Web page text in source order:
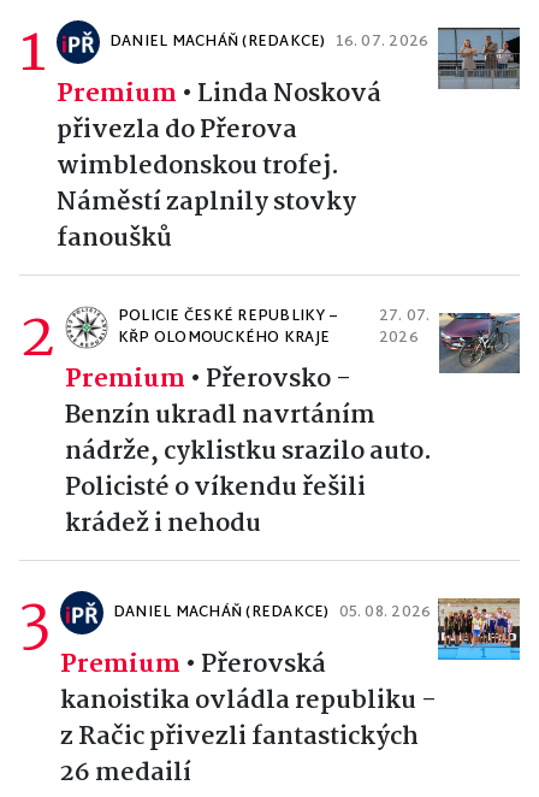
1 DANIEL MACHÁŇ (REDAKCE) 16. 07. 2026
Premium • Linda Nosková
přivezla do Přerova
wimbledonskou trofej.
Náměstí zaplnily stovky
fanoušků
2
POLICIE ČESKÉ REPUBLIKY –
KŘP OLOMOUCKÉHO KRAJE
27. 07.
2026
Premium • Přerovsko -
Benzín ukradl navrtáním
nádrže, cyklistku srazilo auto.
Policisté o víkendu řešili
krádež i nehodu
3 DANIEL MACHÁŇ (REDAKCE) 05. 08. 2026
Premium • Přerovská
kanoistika ovládla republiku -
z Račic přivezli fantastických
26 medailí